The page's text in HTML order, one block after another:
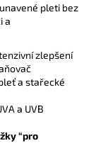
pleti bez
a
zlepšení
a stařecké
a UVB
“pro